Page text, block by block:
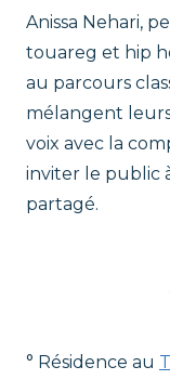
e
s
Anissa Nehari,
touareg et hip
au parcours
mélangent
voix avec la
inviter le public
partagé.
° Résidence au